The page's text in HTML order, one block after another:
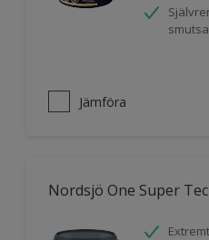
Jämföra
Nordsjö One Super